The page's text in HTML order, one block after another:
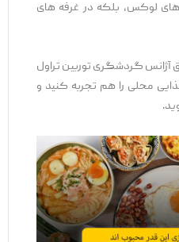
لوکس، بلکه در غرفه ‌های
آژانس گردشگری توربین تراول
محلی را هم تجربه کنید و